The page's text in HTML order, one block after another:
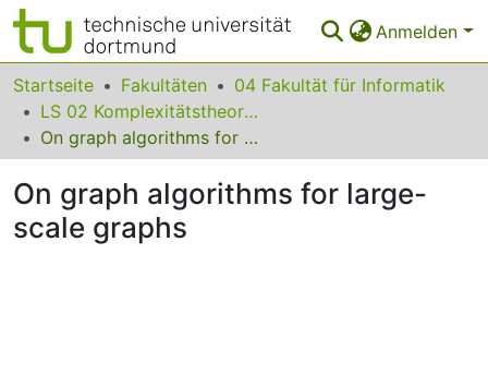
Anmelden
Bereiche & Sammlungen
Das gesamte Repositorium
Startseite Fakultäten
04 Fakultät für Informatik
LS 02 Komplexitätstheorie und Effiziente Algorithmen
On graph algorithms for large-scale graphs
On graph algorithms for large-
scale graphs